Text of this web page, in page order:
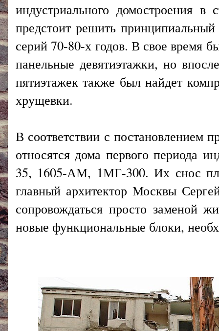
индустриального домостроения
предстоит решить
серий 70-80-х годов. В свое время
панельные девятиэтажки, но
пятиэтажек также был найдет
хрущевки.
В соответствии с постановлением
относятся дома первого периода
35, 1605-АМ, 1МГ-300. Их снос
главный архитектор Москвы
сопровождаться просто заменой
новые функциональные блоки,